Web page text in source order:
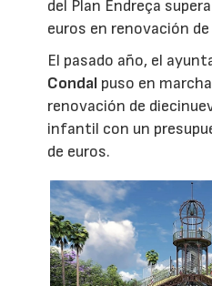
del Plan Endreça
euros en renovación
El pasado año, el
Condal puso en
renovación de
infantil con un
de euros.